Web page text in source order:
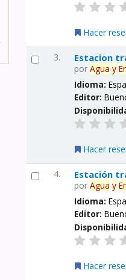
Hacer
3. Estacion
porAgua y
Idioma:
Editor:
Hacer
4. Estación
porAgua y
Idioma:
Editor:
Hacer